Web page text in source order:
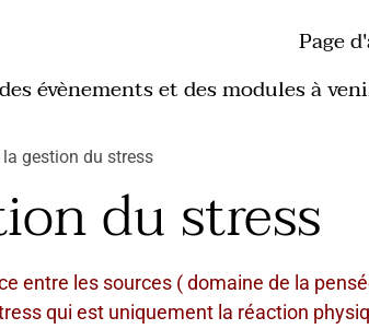
Page
évènements et des modules à
la gestion du stress
du stress
entre les sources ( domaine de la
qui est uniquement la réaction